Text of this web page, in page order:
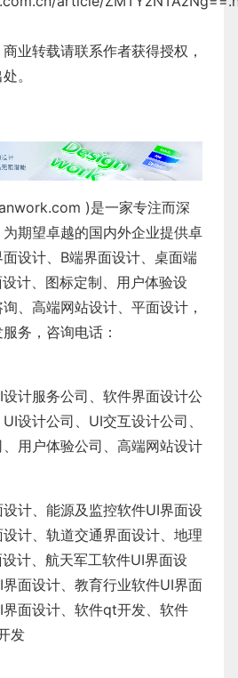
业转载请联系作者获得授权，
。
)是一家专注而深
期望卓越的国内外企业提供卓
面设计、 B端界面设计、 桌面端
计、 图标定制、 用户体验设
询、 高端网站设计、 平面设计 ，
务，咨询电话：
设计服务公司、 软件界面设计公
UI设计公司 、 UI交互设计公司 、
、 用户体验公司 、 高端网站设计
设计、 能源及监控软件UI界面设
设计、 轨道交通界面设计、 地理
计、 航天军工软件UI界面设
界面设计、 教育行业软件UI界面
面设计、 软件qt开发、 软件
发